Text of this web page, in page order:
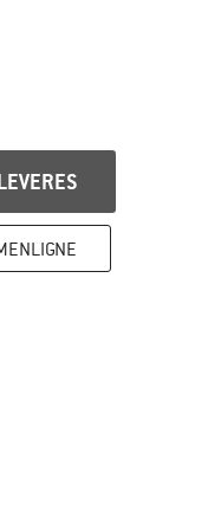
i en infoboks
oplysningerne får du